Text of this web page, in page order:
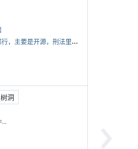
*
有啥搞钱的路子吗，开源节流都行，主要是开源，刑法里的咱不做
树洞